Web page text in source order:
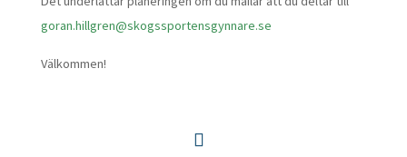
goran.hillgren@skogssportensgynnare.se
Välkommen!